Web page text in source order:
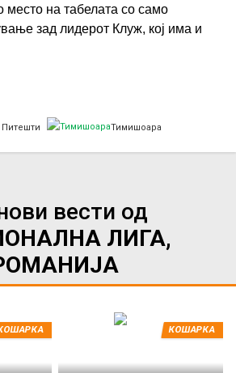
место на табелата со само
зад лидерот Клуж, кој има и
Тимишоара
вести од
ЛИГА,
КОШАРКА